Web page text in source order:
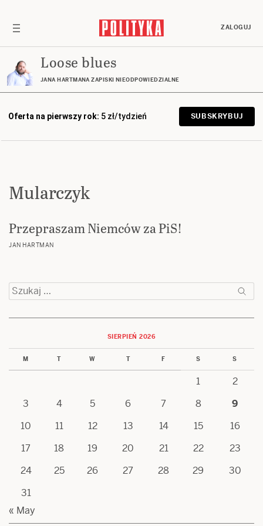
ZALOGUJ
Loose blues
JANA HARTMANA ZAPISKI NIEODPOWIEDZIALNE
Oferta na pierwszy rok: 5 zł/tydzień SUBSKRYBUJ
Mularczyk
Przepraszam Niemców za PiS!
JAN HARTMAN
Szukaj:
SIERPIEŃ 2026
M T W T F S S
1
2
3
4 5 6 7 8
9
10
11 12 13 14 15
16
17
18 19 20 21 22
23
24
25 26 27 28 29
30
31
« May